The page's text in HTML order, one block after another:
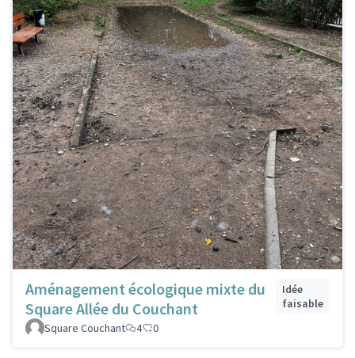
Aménagement écologique mixte du
Square Allée du Couchant
Idée
faisable
Square Couchant
4 0